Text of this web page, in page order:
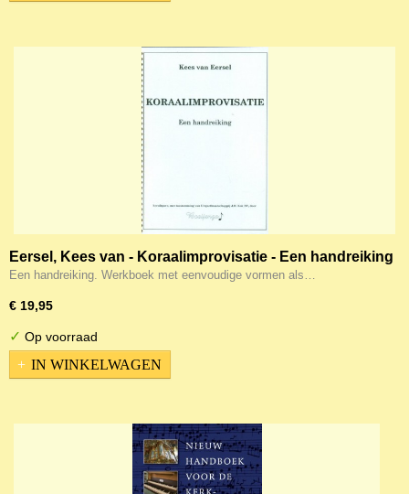
Eersel, Kees van - Koraalimprovisatie - Een handreiking
Een handreiking. Werkboek met eenvoudige vormen als…
€ 19,95
✓ Op voorraad
IN WINKELWAGEN